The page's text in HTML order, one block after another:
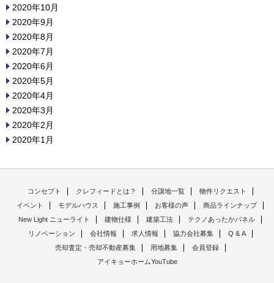
2020年10月
2020年9月
2020年8月
2020年7月
2020年6月
2020年5月
2020年4月
2020年3月
2020年2月
2020年1月
コンセプト クレフィードとは？ 分譲地一覧
物件リクエスト
イベント
モデルハウス 施工事例 お客様の声
商品ラインナップ
New Light ニューライト
建物仕様 建築工法
テクノあったかパネル
リノベーション
会社情報 求人情報 協力会社募集
Q & A
売却査定・売却不動産募集
用地募集
会員登録
アイキョーホームYouTube